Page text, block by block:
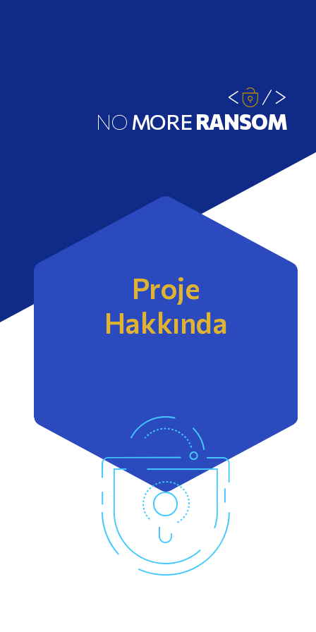
NO MORERANSOM
Proje
Hakkında